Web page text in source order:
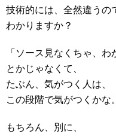
技術的には、全然違うの
わかりますか？
「ソース見なくちゃ、わ
とかじゃなくて、
たぶん、気がつく人は、
この段階で気がつくかな。
もちろん、別に、